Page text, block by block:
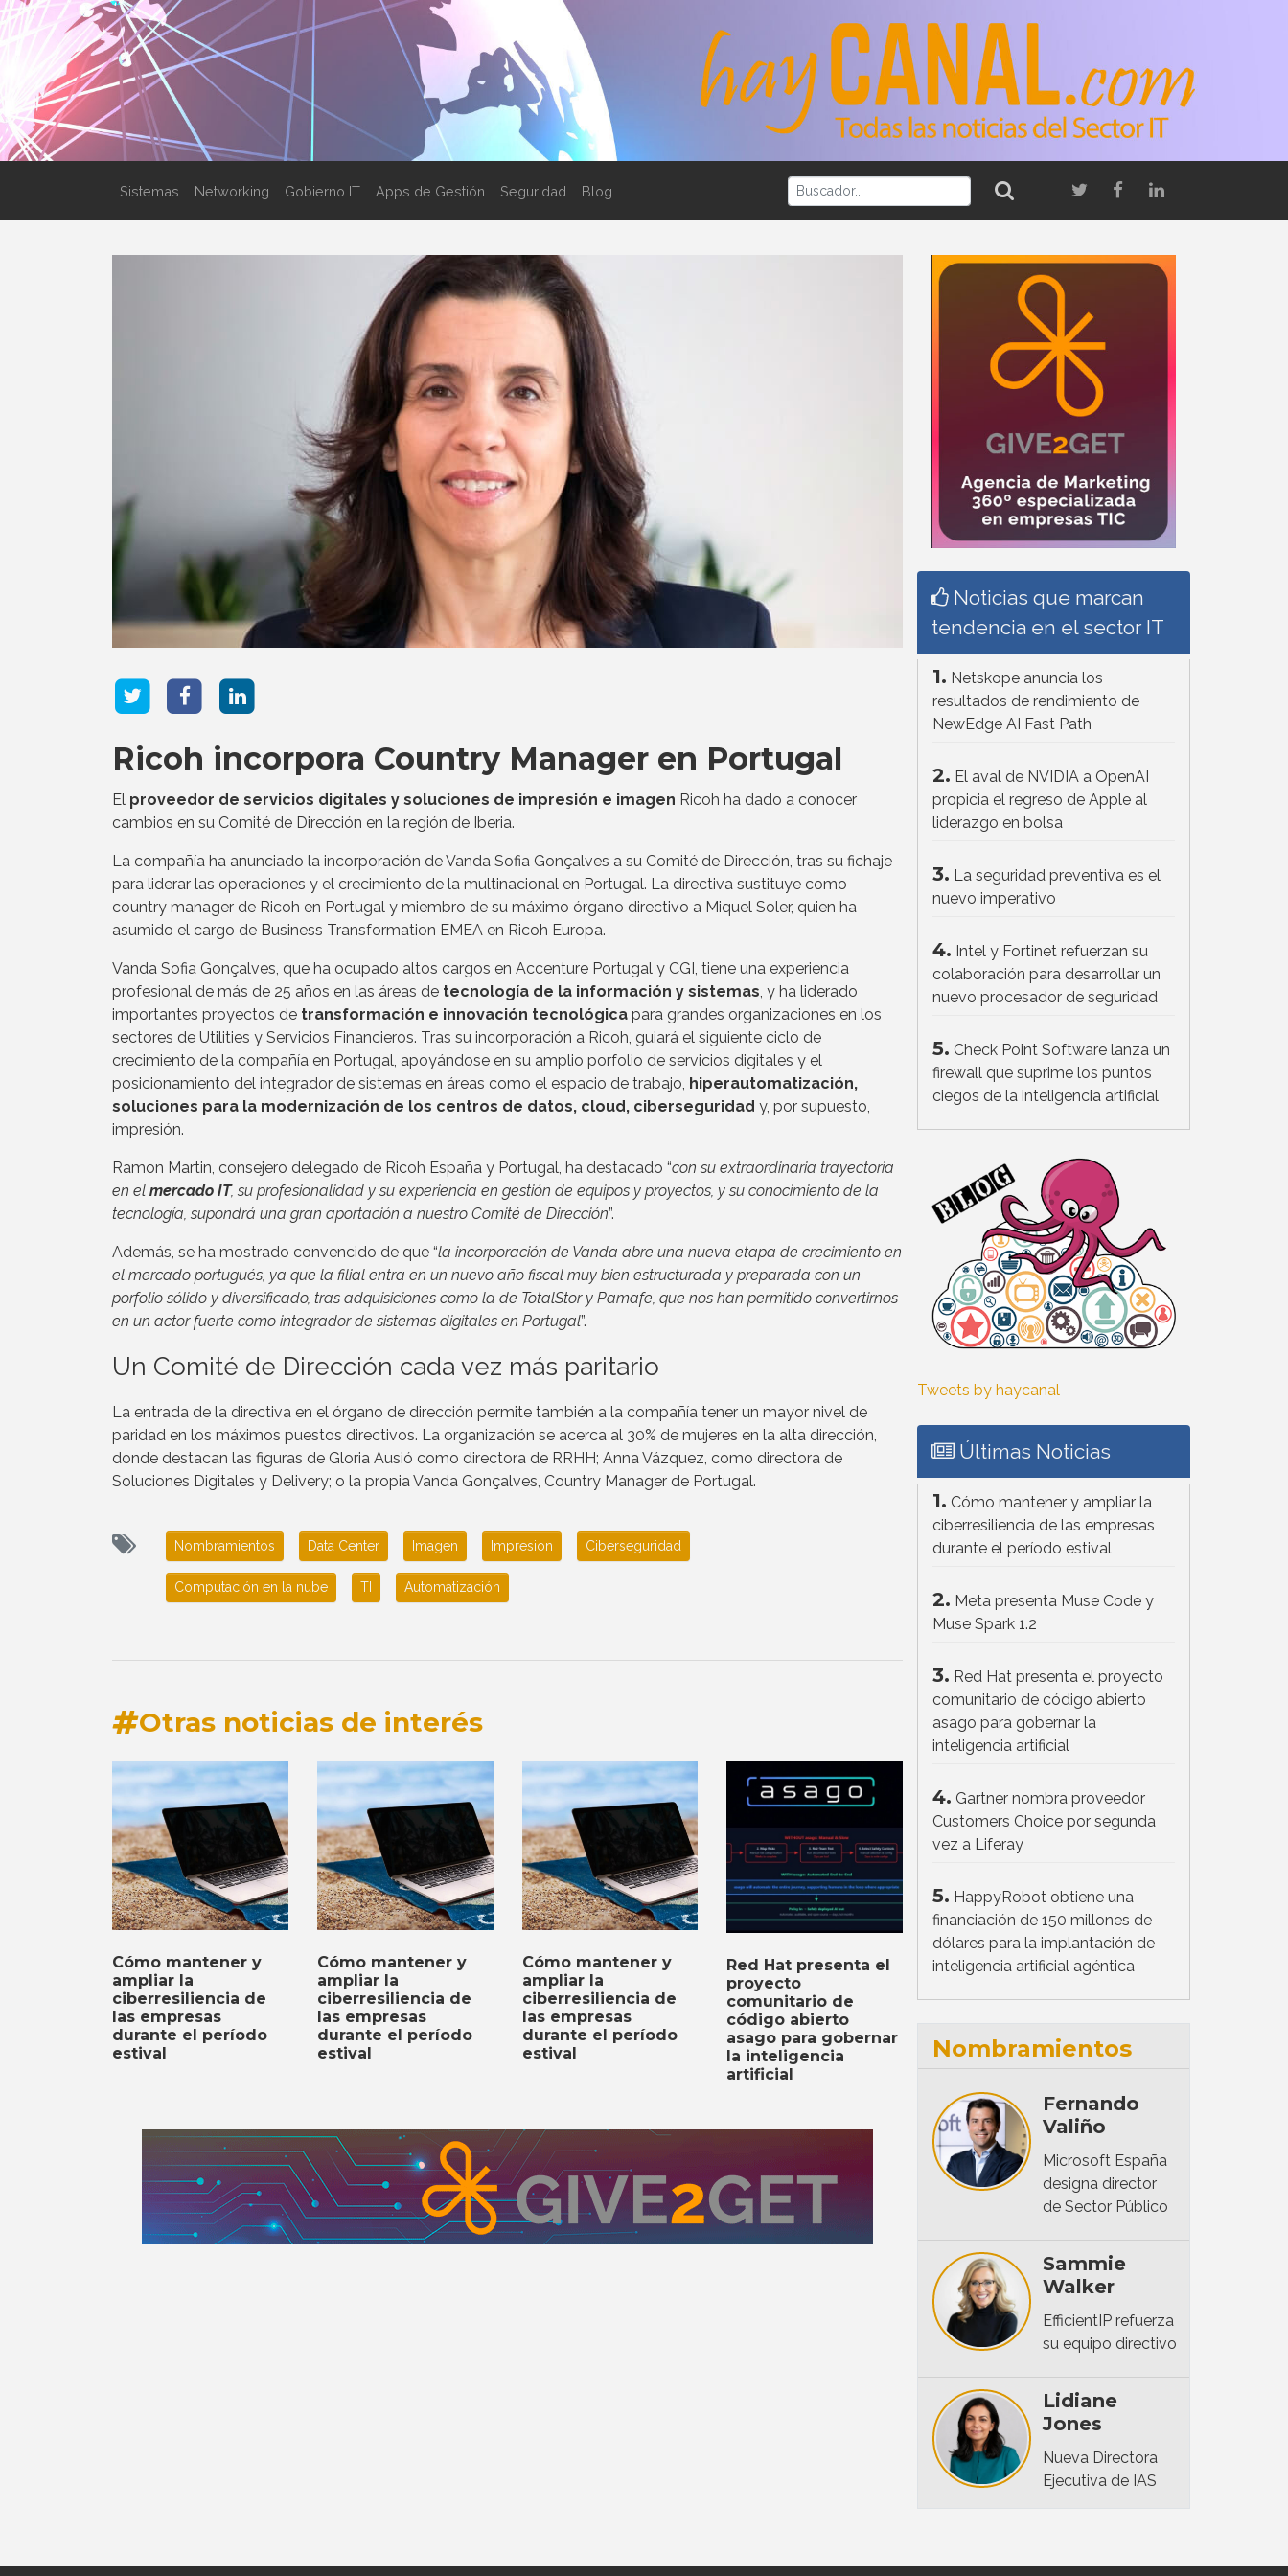
Sistemas Networking Gobierno IT Apps de Gestión Seguridad Blog
Ricoh incorpora Country Manager en Portugal
El proveedor de servicios digitales y soluciones de impresión e imagen Ricoh ha dado a conocer
cambios en su Comité de Dirección en la región de Iberia.
La compañía ha anunciado la incorporación de Vanda Sofia Gonçalves a su Comité de Dirección, tras su fichaje
para liderar las operaciones y el crecimiento de la multinacional en Portugal. La directiva sustituye como
country manager de Ricoh en Portugal y miembro de su máximo órgano directivo a Miquel Soler, quien ha
asumido el cargo de Business Transformation EMEA en Ricoh Europa.
Vanda Sofia Gonçalves, que ha ocupado altos cargos en Accenture Portugal y CGI, tiene una experiencia
profesional de más de 25 años en las áreas de tecnología de la información y sistemas , y ha liderado
importantes proyectos de transformación e innovación tecnológica para grandes organizaciones en los
sectores de Utilities y Servicios Financieros. Tras su incorporación a Ricoh, guiará el siguiente ciclo de
crecimiento de la compañía en Portugal, apoyándose en su amplio porfolio de servicios digitales y el
posicionamiento del integrador de sistemas en áreas como el espacio de trabajo, hiperautomatización,
soluciones para la modernización de los centros de datos, cloud, ciberseguridad y, por supuesto,
impresión.
Ramon Martin, consejero delegado de Ricoh España y Portugal, ha destacado “con su extraordinaria trayectoria
en el mercado IT, su profesionalidad y su experiencia en gestión de equipos y proyectos, y su conocimiento de la
tecnología, supondrá una gran aportación a nuestro Comité de Dirección”.
Además, se ha mostrado convencido de que “la incorporación de Vanda abre una nueva etapa de crecimiento en
el mercado portugués, ya que la filial entra en un nuevo año fiscal muy bien estructurada y preparada con un
porfolio sólido y diversificado, tras adquisiciones como la de TotalStor y Pamafe, que nos han permitido convertirnos
en un actor fuerte como integrador de sistemas digitales en Portugal”.
Un Comité de Dirección cada vez más paritario
La entrada de la directiva en el órgano de dirección permite también a la compañía tener un mayor nivel de
paridad en los máximos puestos directivos. La organización se acerca al 30% de mujeres en la alta dirección,
donde destacan las figuras de Gloria Ausió como directora de RRHH; Anna Vázquez, como directora de
Soluciones Digitales y Delivery; o la propia Vanda Gonçalves, Country Manager de Portugal.
Nombramientos Data Center Imagen Impresion Ciberseguridad
Computación en la nube TI Automatización
Otras noticias de interés
Cómo mantener y
ampliar la
ciberresiliencia de
las empresas
durante el período
estival
Cómo mantener y
ampliar la
ciberresiliencia de
las empresas
durante el período
estival
Cómo mantener y
ampliar la
ciberresiliencia de
las empresas
durante el período
estival
Red Hat presenta el
proyecto
comunitario de
código abierto
asago para gobernar
la inteligencia
artificial
Noticias que marcan
tendencia en el sector IT
1. Netskope anuncia los
resultados de rendimiento de
NewEdge AI Fast Path
2. El aval de NVIDIA a OpenAI
propicia el regreso de Apple al
liderazgo en bolsa
3. La seguridad preventiva es el
nuevo imperativo
4. Intel y Fortinet refuerzan su
colaboración para desarrollar un
nuevo procesador de seguridad
5. Check Point Software lanza un
firewall que suprime los puntos
ciegos de la inteligencia artificial
Tweets by haycanal
Últimas Noticias
1. Cómo mantener y ampliar la
ciberresiliencia de las empresas
durante el período estival
2. Meta presenta Muse Code y
Muse Spark 1.2
3. Red Hat presenta el proyecto
comunitario de código abierto
asago para gobernar la
inteligencia artificial
4. Gartner nombra proveedor
Customers Choice por segunda
vez a Liferay
5. HappyRobot obtiene una
financiación de 150 millones de
dólares para la implantación de
inteligencia artificial agéntica
Nombramientos
Fernando
Valiño
Microsoft España
designa director
de Sector Público
Sammie
Walker
EfficientIP refuerza
su equipo directivo
Lidiane
Jones
Nueva Directora
Ejecutiva de IAS